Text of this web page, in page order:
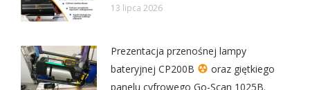
13 lipca 2026
Prezentacja przenośnej lampy
bateryjnej CP200B
oraz giętkiego
panelu cyfrowego Go-Scan 1025B.